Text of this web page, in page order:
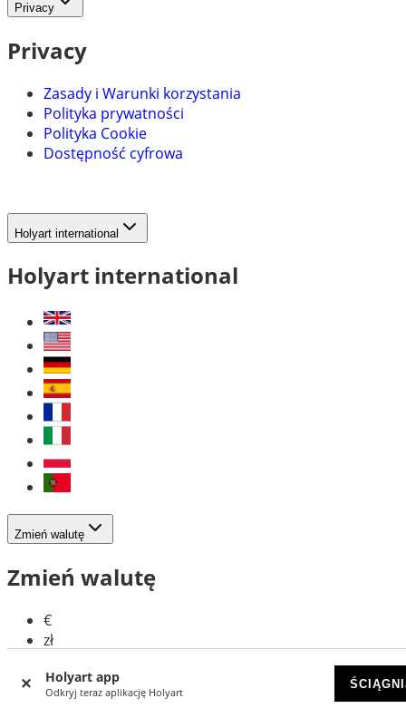
Holyart app
Odkryj teraz aplikację Holyart
Privacy
Privacy
Zasady i Warunki korzystania
Polityka prywatności
Polityka Cookie
Dostępność cyfrowa
Holyart international
Holyart international
Zmień walutę
Zmień walutę
€
zł